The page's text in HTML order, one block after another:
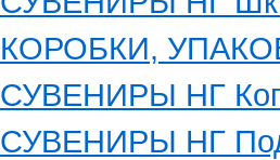
КОРОБКИ,
СУВЕНИРЫ НГ
СУВЕНИРЫ НГ